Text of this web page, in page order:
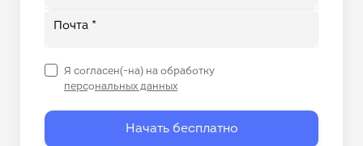
Почта *
Начать бесплатно
Я согласен(-на) на обработку
персональных данных